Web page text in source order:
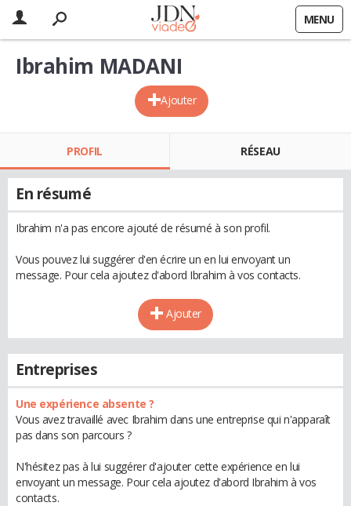
MENU
Ajouter
Ibrahim MADANI
PROFIL RÉSEAU
En résumé
Ibrahim n'a pas encore ajouté de résumé à son profil.
Vous pouvez lui suggérer d'en écrire un en lui envoyant un
message. Pour cela ajoutez d'abord Ibrahim à vos contacts.
Ajouter
Entreprises
Une expérience absente ?
Vous avez travaillé avec Ibrahim dans une entreprise qui n'apparaît
pas dans son parcours ?
N'hésitez pas à lui suggérer d'ajouter cette expérience en lui
envoyant un message. Pour cela ajoutez d'abord Ibrahim à vos
contacts.